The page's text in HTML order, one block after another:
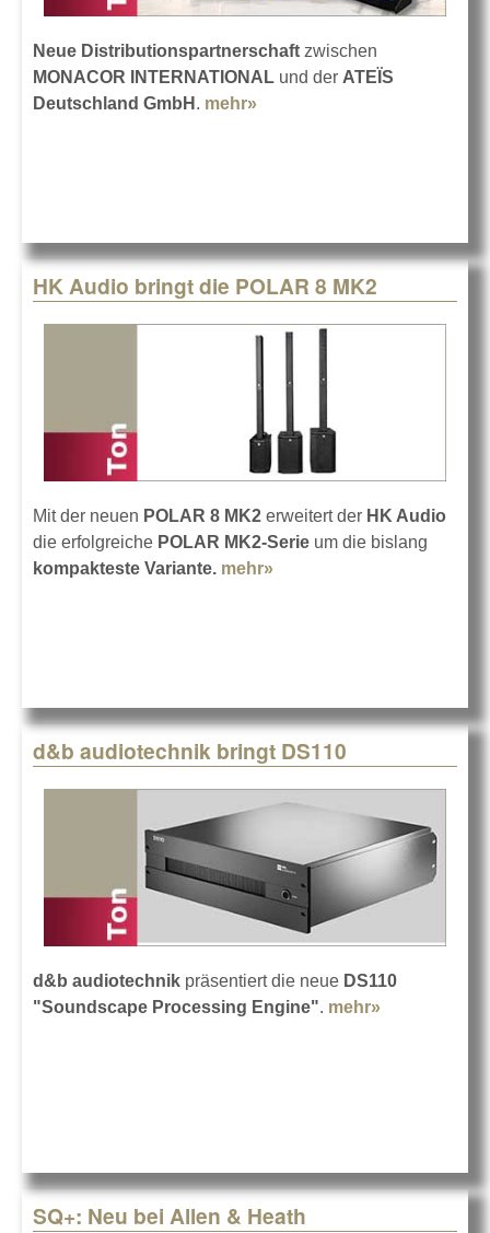
Neue Distributionspartnerschaft zwischen
MONACOR INTERNATIONAL und der ATEÏS
Deutschland GmbH . mehr»
HK Audio bringt die POLAR 8 MK2
Mit der neuen POLAR 8 MK2 erweitert der HK Audio
die erfolgreiche POLAR MK2-Serie um die bislang
kompakteste Variante. mehr»
d&b audiotechnik bringt DS110
d&b audiotechnik präsentiert die neue DS110
"Soundscape Processing Engine". mehr»
SQ+: Neu bei Allen & Heath